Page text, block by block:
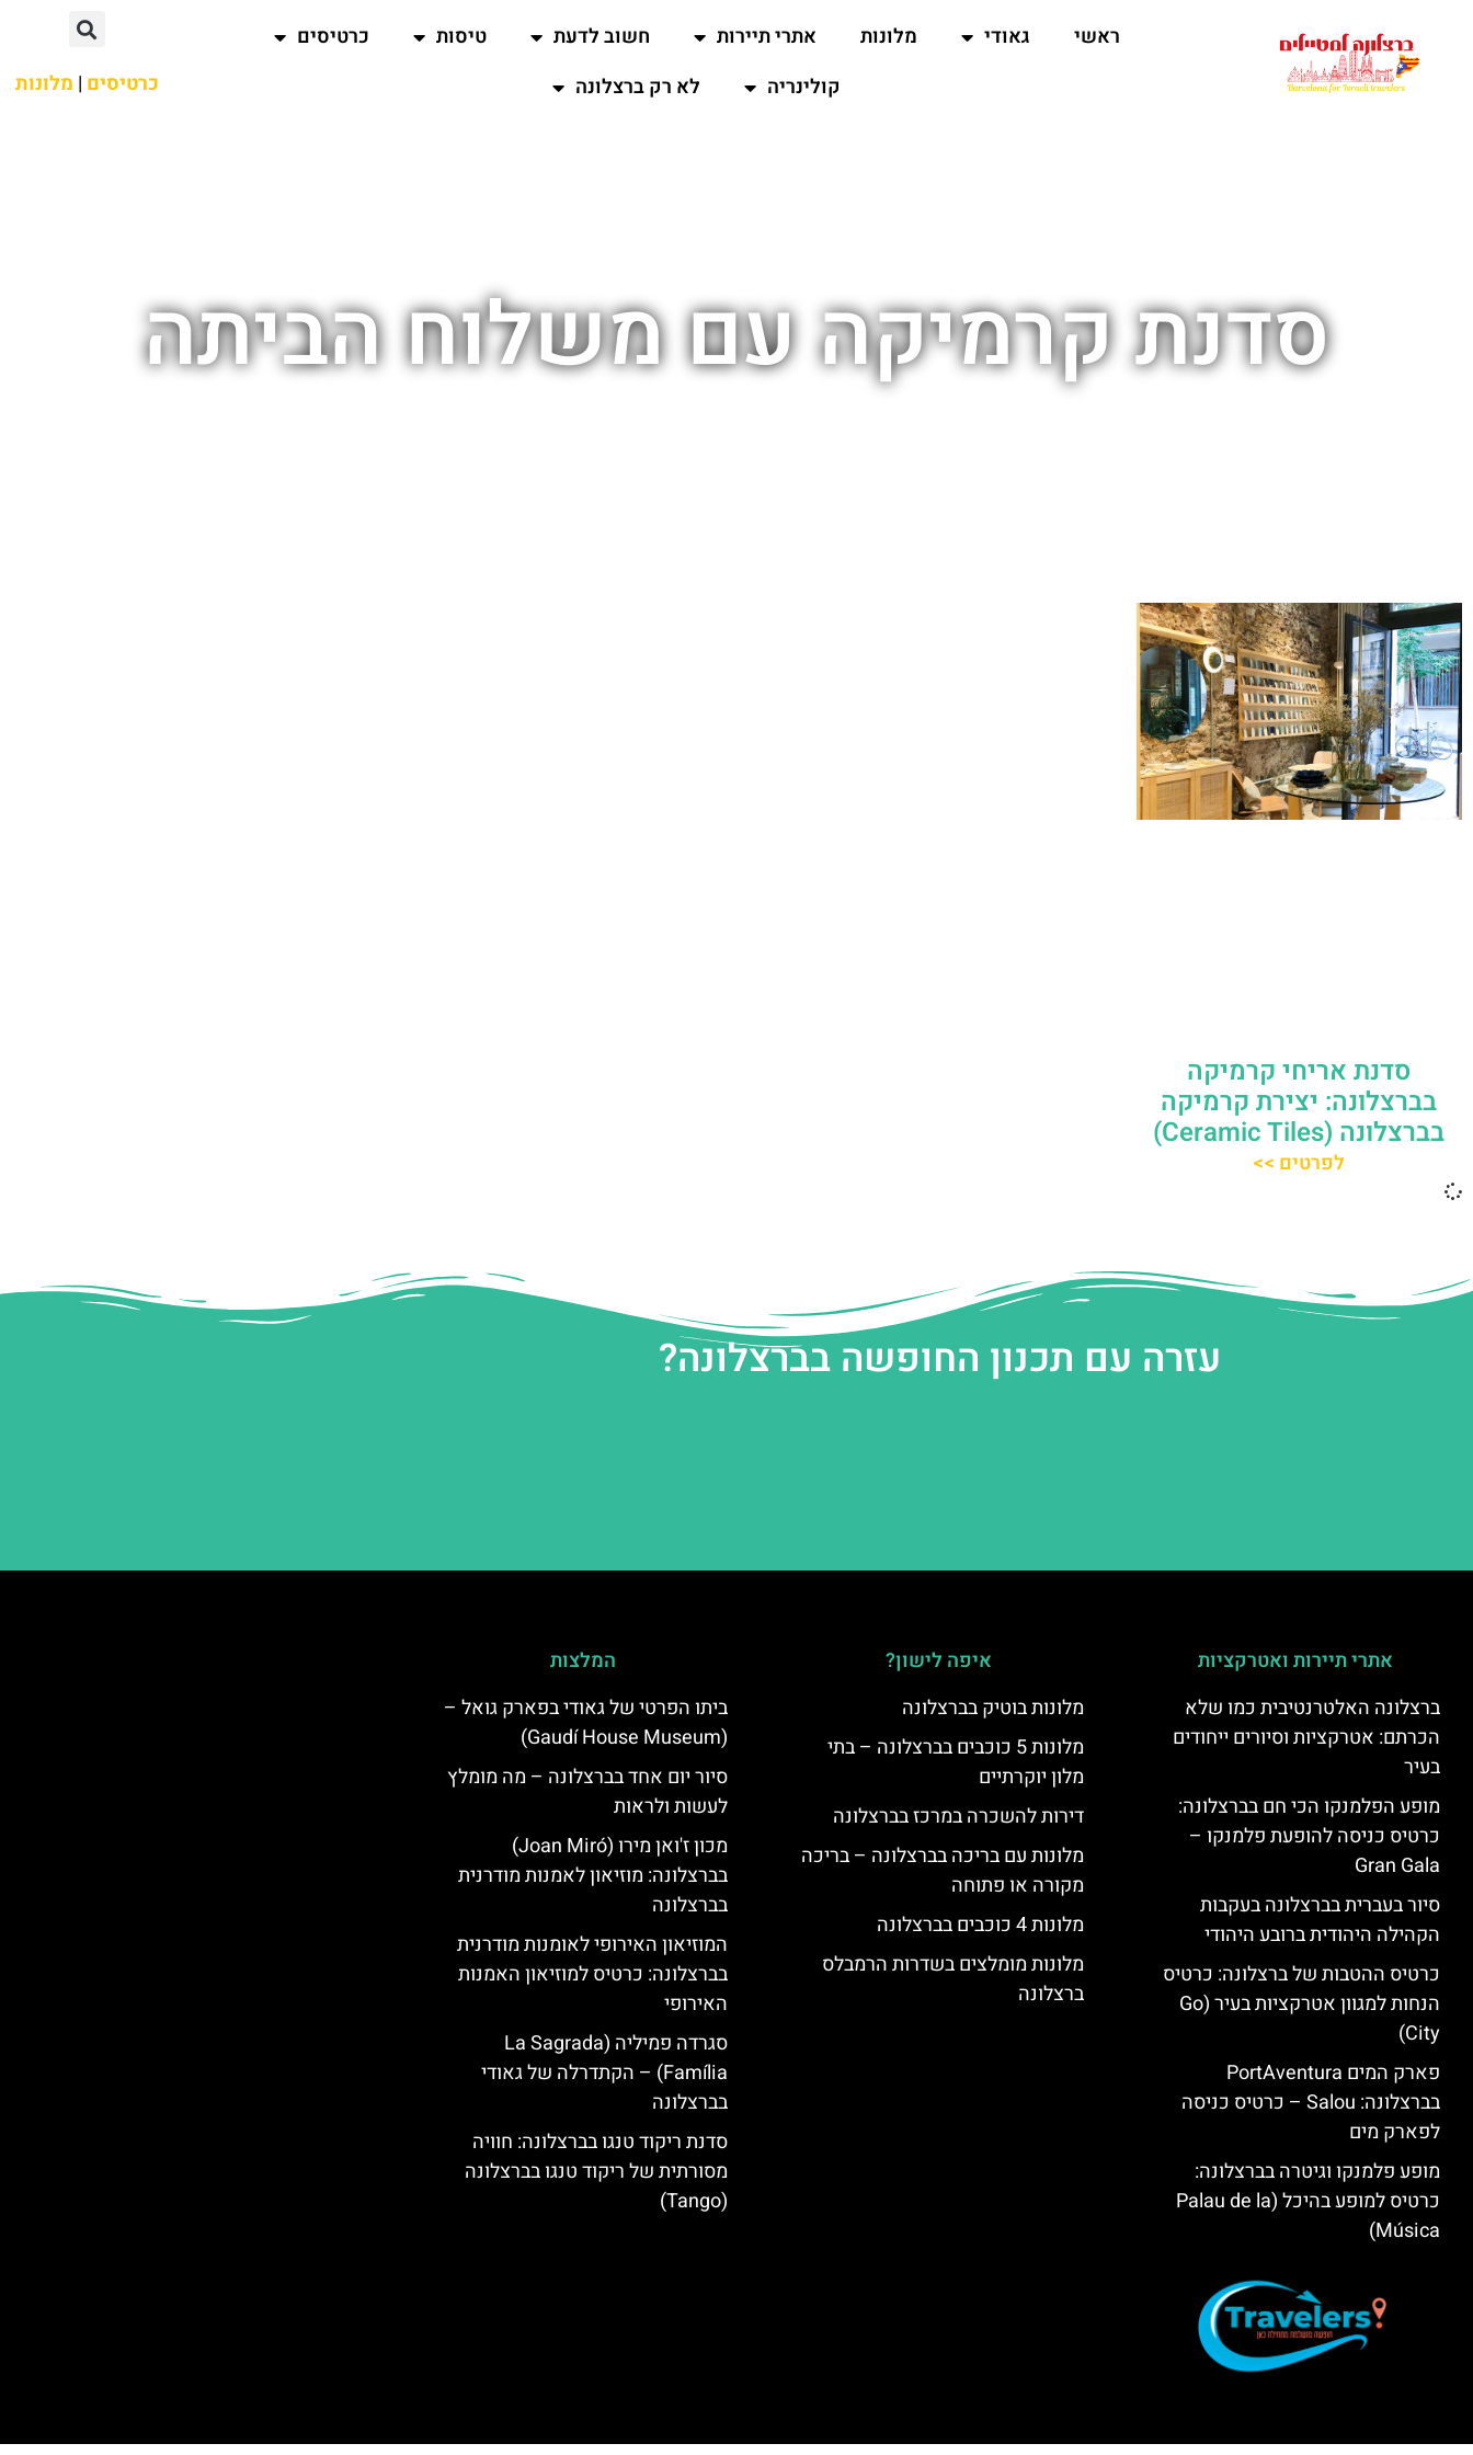
ראשי גאודי מלונות אתרי תיירות חשוב לדעת טיסות
כרטיסים
קולינריה
לא רק ברצלונה כרטיסים | מלונות
סדנת קרמיקה עם משלוח הביתה
סדנת אריחי קרמיקה
בברצלונה: יצירת קרמיקה
בברצלונה (Ceramic Tiles)
לפרטים >>
עזרה עם תכנון החופשה בברצלונה?
אתרי תיירות ואטרקציות
ברצלונה האלטרנטיבית כמו שלא
הכרתם: אטרקציות וסיורים ייחודים
בעיר
מופע הפלמנקו הכי חם בברצלונה:
כרטיס כניסה להופעת פלמנקו –
Gran Gala
סיור בעברית בברצלונה בעקבות
הקהילה היהודית ברובע היהודי
כרטיס ההטבות של ברצלונה: כרטיס
הנחות למגוון אטרקציות בעיר (Go
City)
פארק המים PortAventura
בברצלונה: Salou – כרטיס כניסה
לפארק מים
מופע פלמנקו וגיטרה בברצלונה:
כרטיס למופע בהיכל (Palau de la
Música)
איפה לישון?
מלונות בוטיק בברצלונה
מלונות 5 כוכבים בברצלונה – בתי
מלון יוקרתיים
דירות להשכרה במרכז בברצלונה
מלונות עם בריכה בברצלונה – בריכה
מקורה או פתוחה
מלונות 4 כוכבים בברצלונה
מלונות מומלצים בשדרות הרמבלס
ברצלונה
המלצות
ביתו הפרטי של גאודי בפארק גואל –
(Gaudí House Museum)
סיור יום אחד בברצלונה – מה מומלץ
לעשות ולראות
מכון ז'ואן מירו (Joan Miró)
בברצלונה: מוזיאון לאמנות מודרנית
בברצלונה
המוזיאון האירופי לאומנות מודרנית
בברצלונה: כרטיס למוזיאון האמנות
האירופי
סגרדה פמיליה (La Sagrada
Família) – הקתדרלה של גאודי
בברצלונה
סדנת ריקוד טנגו בברצלונה: חוויה
מסורתית של ריקוד טנגו בברצלונה
(Tango)